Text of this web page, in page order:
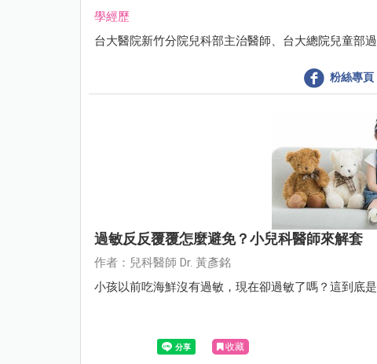
學經歷
台大醫院新竹分院兒科部主治醫師、台大總院兒童部
粉絲專頁
過敏反反覆覆怎麼避免？小兒科醫師來解套
作者：兒科醫師 Dr. 黃彥銘
小孩以前吃海鮮沒有過敏，現在卻過敏了嗎？這到底
收藏